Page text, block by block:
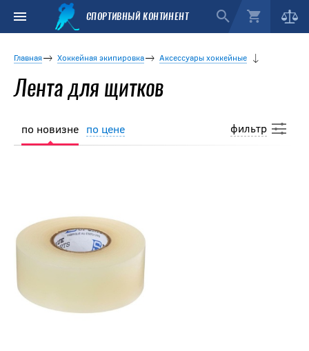
СПОРТИВНЫЙ КОНТИНЕНТ
Главная Хоккейная экипировка Аксессуары хоккейные
Лента для щитков
фильтр
по новизне по цене